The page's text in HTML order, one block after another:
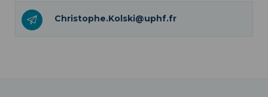
Christophe.Kolski@uphf.fr